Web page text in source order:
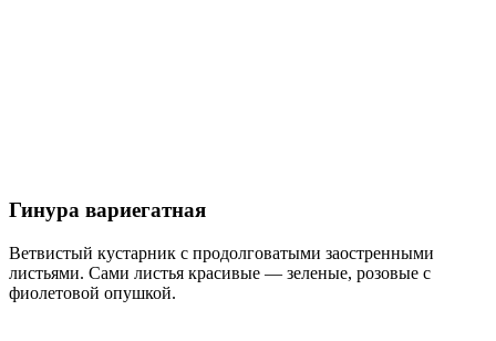
Гинура вариегатная
Ветвистый кустарник с продолговатыми заостренными
листьями. Сами листья красивые — зеленые, розовые с
фиолетовой опушкой.